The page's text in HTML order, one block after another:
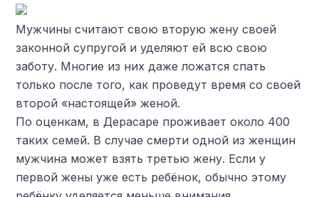
Мужчины считают свою вторую жену своей
законной супругой и уделяют ей всю свою
заботу. Многие из них даже ложатся спать
только после того, как проведут время со своей
второй «настоящей» женой.
По оценкам, в Дерасаре проживает около 400
таких семей. В случае смерти одной из женщин
мужчина может взять третью жену. Если у
первой жены уже есть ребёнок, обычно этому